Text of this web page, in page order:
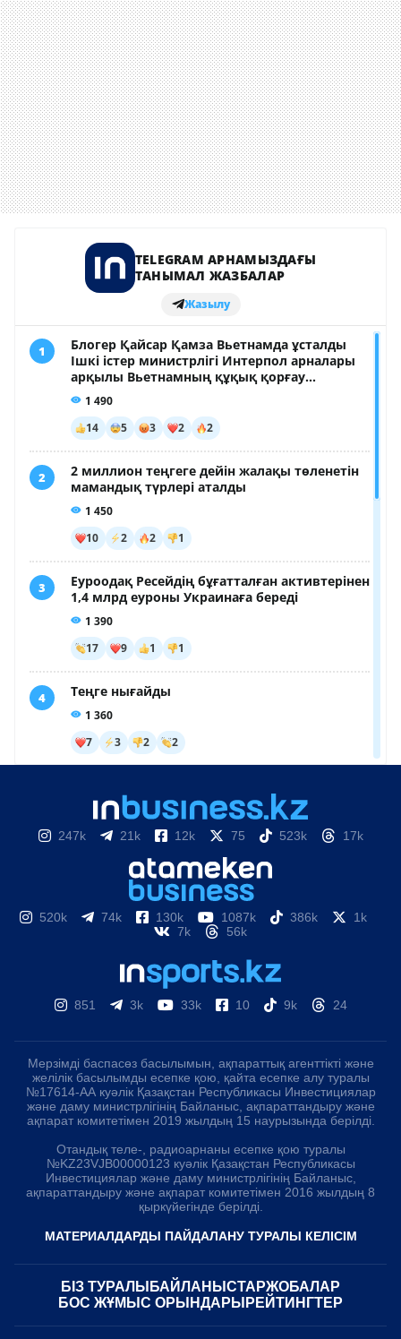
247k 21k 12k 75 523k 17k
520k 74k 130k 1087k 386k
1k
7k
56k
851 3k 33k 10 9k 24
Мерзімді баспасөз басылымын, ақпараттық агенттікті және
желілік басылымды есепке қою, қайта есепке алу туралы
№17614-АА куәлік Қазақстан Республикасы Инвестициялар
және даму министрлігінің Байланыс, ақпараттандыру және
ақпарат комитетімен 2019 жылдың 15 наурызында берілді.
Отандық теле-, радиоарнаны есепке қою туралы
№KZ23VJB00000123 куәлік Қазақстан Республикасы
Инвестициялар және даму министрлігінің Байланыс,
ақпараттандыру және ақпарат комитетімен 2016 жылдың 8
қыркүйегінде берілді.
МАТЕРИАЛДАРДЫ ПАЙДАЛАНУ ТУРАЛЫ КЕЛІСІМ
БІЗ ТУРАЛЫ БАЙЛАНЫСТАРЖОБАЛАР
БОС ЖҰМЫС ОРЫНДАРЫ РЕЙТИНГТЕР